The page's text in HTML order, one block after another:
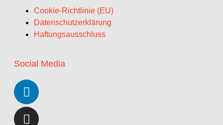
Cookie-Richtlinie (EU)
Datenschutzerklärung
Haftungsausschluss
Social Media